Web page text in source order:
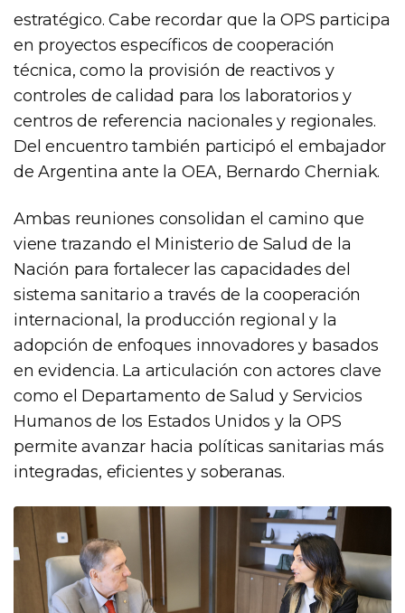
estratégico. Cabe recordar que la OPS participa
en proyectos específicos de cooperación
técnica, como la provisión de reactivos y
controles de calidad para los laboratorios y
centros de referencia nacionales y regionales.
Del encuentro también participó el embajador
de Argentina ante la OEA, Bernardo Cherniak.
Ambas reuniones consolidan el camino que
viene trazando el Ministerio de Salud de la
Nación para fortalecer las capacidades del
sistema sanitario a través de la cooperación
internacional, la producción regional y la
adopción de enfoques innovadores y basados
en evidencia. La articulación con actores clave
como el Departamento de Salud y Servicios
Humanos de los Estados Unidos y la OPS
permite avanzar hacia políticas sanitarias más
integradas, eficientes y soberanas.